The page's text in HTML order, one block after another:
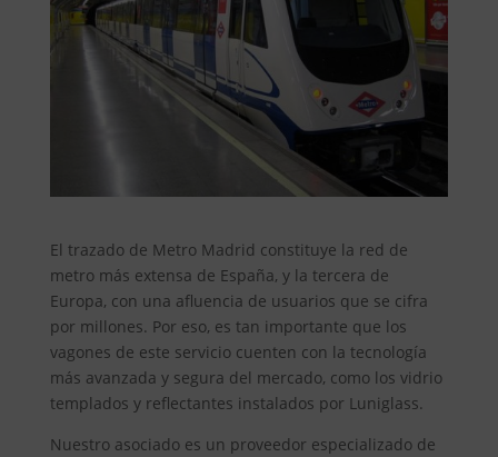
El trazado de Metro Madrid constituye la red de
metro más extensa de España, y la tercera de
Europa, con una afluencia de usuarios que se cifra
por millones. Por eso, es tan importante que los
vagones de este servicio cuenten con la tecnología
más avanzada y segura del mercado, como los vidrio
templados y reflectantes instalados por Luniglass.
Nuestro asociado es un proveedor especializado de